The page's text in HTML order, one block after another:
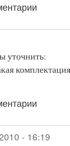
уточнить:
- 16:19